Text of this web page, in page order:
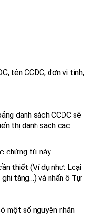
tên CCDC, đơn vị tính,
danh sách CCDC sẽ
thị danh sách các
chứng từ này.
thiết (Ví dụ như: Loại
ghi tăng…) và nhấn ô Tự
một số nguyên nhân